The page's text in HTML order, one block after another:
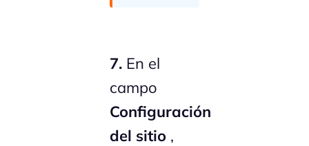
7. En el
campo
Configuración
del sitio ,